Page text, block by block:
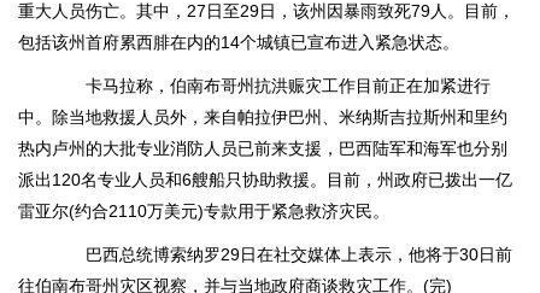
重大人员伤亡。其中，27日至29日，该州因暴雨致死79人。目前，
包括该州首府累西腓在内的14个城镇已宣布进入紧急状态。
卡马拉称，伯南布哥州抗洪赈灾工作目前正在加紧进行
中。除当地救援人员外，来自帕拉伊巴州、米纳斯吉拉斯州和里约
热内卢州的大批专业消防人员已前来支援，巴西陆军和海军也分别
派出120名专业人员和6艘船只协助救援。目前，州政府已拨出一亿
雷亚尔(约合2110万美元)专款用于紧急救济灾民。
巴西总统博索纳罗29日在社交媒体上表示，他将于30日前
往伯南布哥州灾区视察，并与当地政府商谈救灾工作。(完)